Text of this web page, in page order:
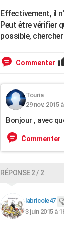
Effectivement, il
Peut être vérifier
possible,
Commenter
Touria
29 nov. 2015
Bonjour , avec
Commenter
RÉPONSE 2 / 2
labricole47
3 juin 2015 à